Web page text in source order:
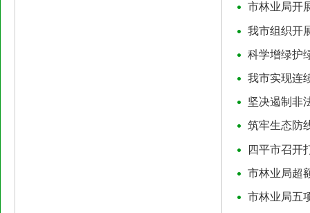
市林业局开
我市组织开
科学增绿护
我市实现连
坚决遏制非
筑牢生态防
四平市召开
市林业局超
市林业局五